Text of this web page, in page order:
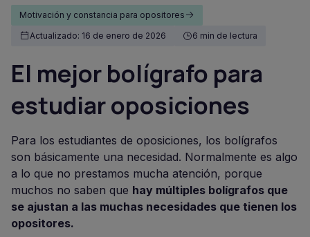
Motivación y constancia para opositores
Actualizado: 16 de enero de 2026
6 min de lectura
El mejor bolígrafo para
estudiar oposiciones
Para los estudiantes de oposiciones, los bolígrafos
son básicamente una necesidad. Normalmente es algo
a lo que no prestamos mucha atención, porque
muchos no saben que hay múltiples bolígrafos que
se ajustan a las muchas necesidades que tienen los
opositores.